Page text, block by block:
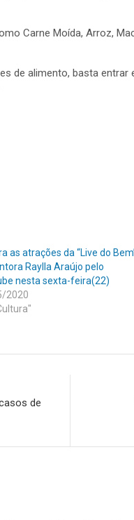
Carne Moída, Arroz,
de alimento, basta
as atrações da “Live do
Raylla Araújo pelo
nesta sexta-feira(22)
2020
de